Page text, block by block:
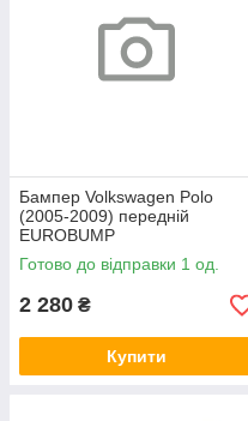
Бампер Volkswagen Polo
(2005-2009) передній
EUROBUMP
Готово до відправки 1 од.
2 280 ₴
Купити